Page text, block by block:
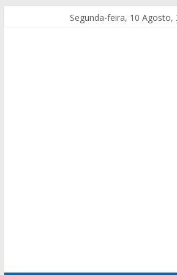
Segunda-feira, 10 Agosto,